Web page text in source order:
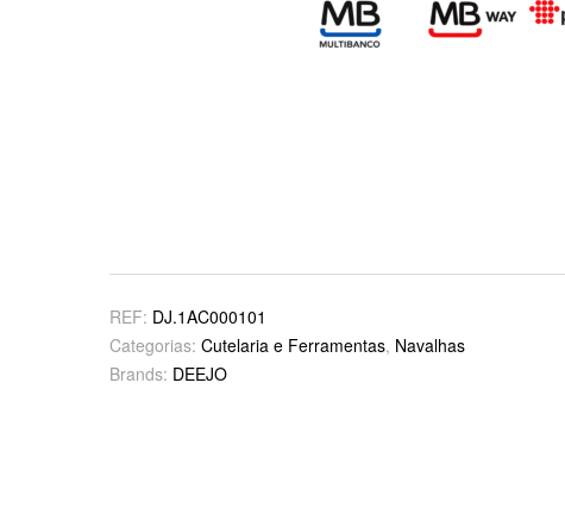
REF: DJ.1AC000101
Categorias: Cutelaria e Ferramentas, Navalhas
Brands: DEEJO